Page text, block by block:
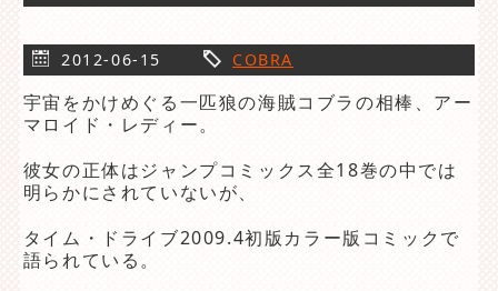
2012-06-15 COBRA
宇宙をかけめぐる一匹狼の海賊コブラの相棒、アー
マロイド・レディー。
彼女の正体はジャンプコミックス全18巻の中では
明らかにされていないが、
タイム・ドライブ2009.4初版カラー版コミックで
語られている。